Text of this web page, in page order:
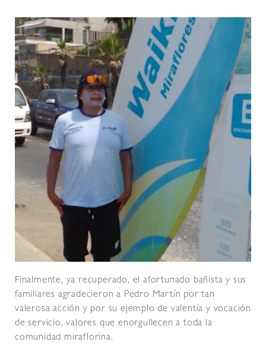
Finalmente, ya recuperado, el afortunado bañista y sus
familiares agradecieron a Pedro Martín por tan
valerosa acción y por su ejemplo de valentía y vocación
de servicio, valores que enorgullecen a toda la
comunidad miraflorina.